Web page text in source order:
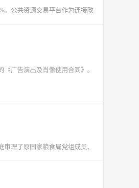
。公共资源交易平台作为连接政
广告演出及肖像使用合同》。
理了原国家粮食局党组成员、